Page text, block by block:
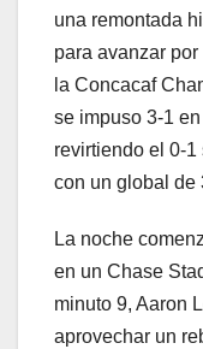
una remontada
para avanzar
la Concacaf
se impuso 3-1
revirtiendo el 0-
con un global de
La noche
en un Chase
minuto 9, Aaron
aprovechar un